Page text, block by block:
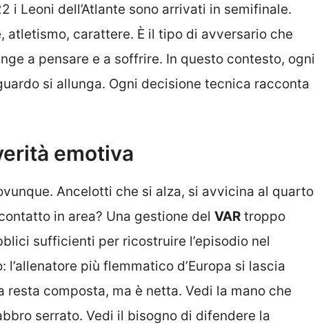
i Leoni dell’Atlante sono arrivati in semifinale.
atletismo, carattere. È il tipo di avversario che
a pensare e a soffrire. In questo contesto, ogni
si allunga. Ogni decisione tecnica racconta
emotiva
Ancelotti che si alza, si avvicina al quarto
in area? Una gestione del VAR troppo
sufficienti per ricostruire l’episodio nel
più flemmatico d’Europa si lascia
resta composta, ma è netta. Vedi la mano che
serrato. Vedi il bisogno di difendere la